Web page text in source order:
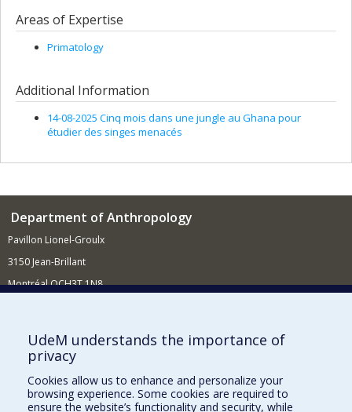
Areas of Expertise
Primatology
Additional Information
14-08-2025 Cinq mois dans une jungle au Ghana pour
étudier des singes menacés
Department of Anthropology
Pavillon Lionel-Groulx
3150 Jean-Brillant
Montréal QCH3T 1N8
Supporting the Department
NEED HELP?
Site map
UdeM understands the importance of
privacy
Cookies allow us to enhance and personalize your
browsing experience. Some cookies are required to
ensure the website’s functionality and security, while